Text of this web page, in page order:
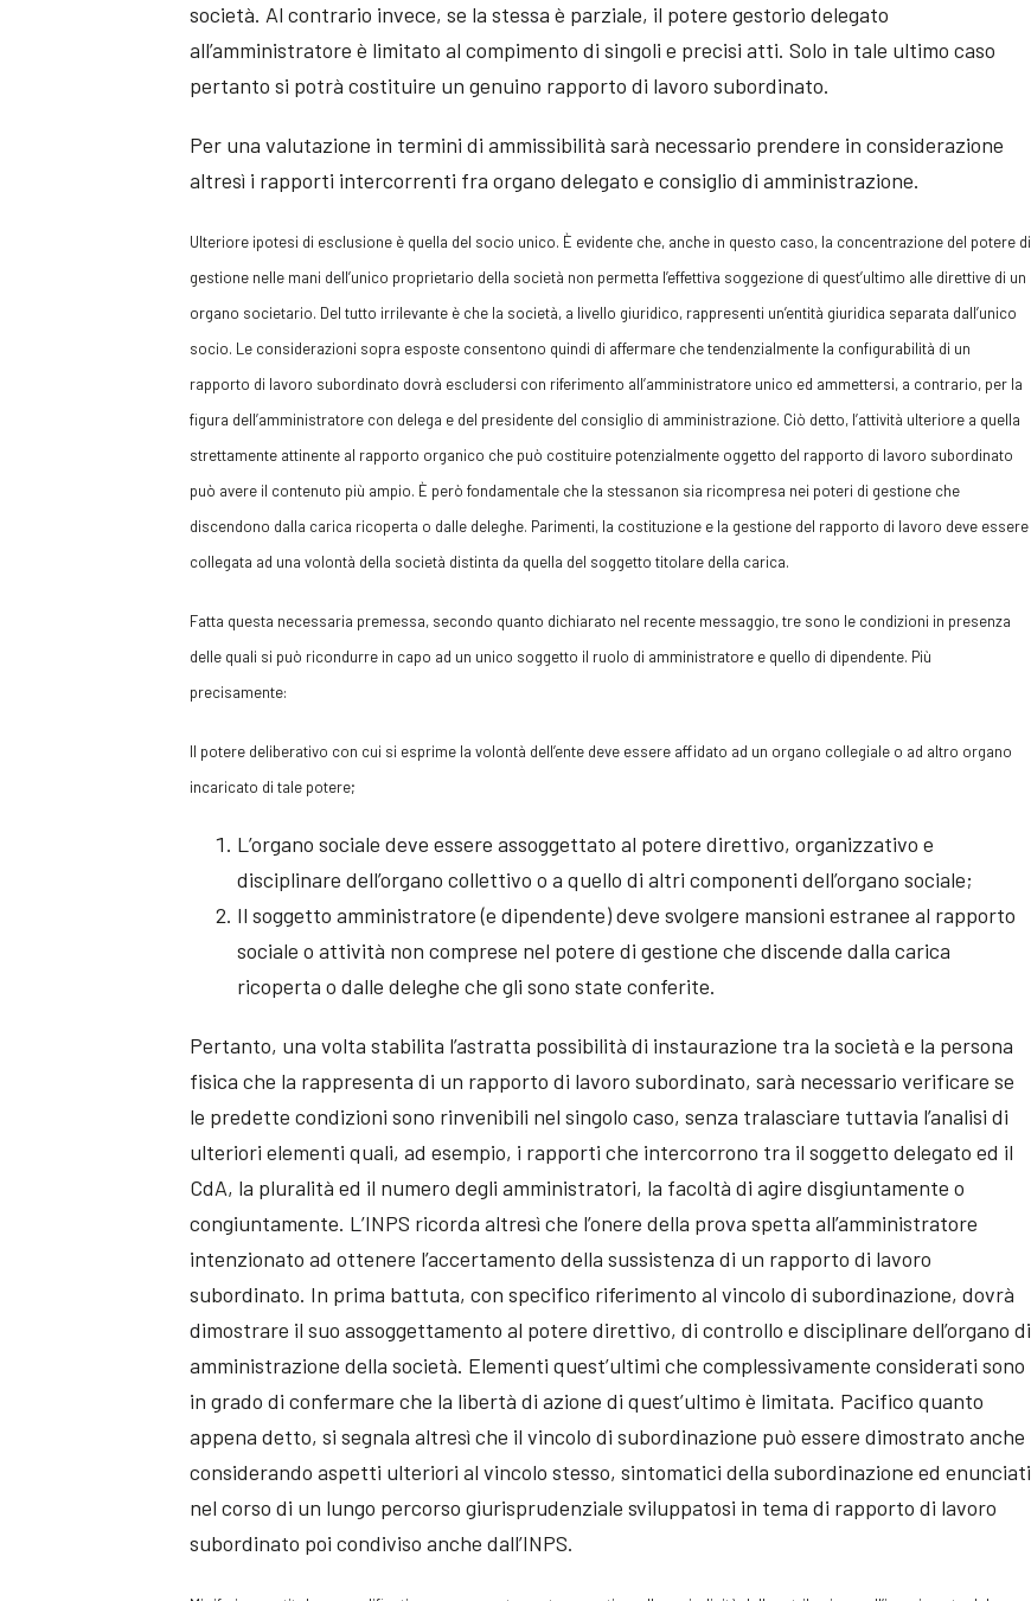
società. Al contrario invece, se la stessa è parziale, il potere gestorio delegato
all’amministratore è limitato al compimento di singoli e precisi atti. Solo in tale ultimo caso
pertanto si potrà costituire un genuino rapporto di lavoro subordinato.
Per una valutazione in termini di ammissibilità sarà necessario prendere in considerazione
altresì i rapporti intercorrenti fra organo delegato e consiglio di amministrazione.
Ulteriore ipotesi di esclusione è quella del socio unico. È evidente che, anche in questo caso, la concentrazione del potere di
gestione nelle mani dell’unico proprietario della società non permetta l’effettiva soggezione di quest’ultimo alle direttive di un
organo societario. Del tutto irrilevante è che la società, a livello giuridico, rappresenti un’entità giuridica separata dall’unico
socio. Le considerazioni sopra esposte consentono quindi di affermare che tendenzialmente la configurabilità di un
rapporto di lavoro subordinato dovrà escludersi con riferimento all’amministratore unico ed ammettersi, a contrario, per la
figura dell’amministratore con delega e del presidente del consiglio di amministrazione. Ciò detto, l’attività ulteriore a quella
strettamente attinente al rapporto organico che può costituire potenzialmente oggetto del rapporto di lavoro subordinato
può avere il contenuto più ampio. È però fondamentale che la stessanon sia ricompresa nei poteri di gestione che
discendono dalla carica ricoperta o dalle deleghe. Parimenti, la costituzione e la gestione del rapporto di lavoro deve essere
collegata ad una volontà della società distinta da quella del soggetto titolare della carica.
Fatta questa necessaria premessa, secondo quanto dichiarato nel recente messaggio, tre sono le condizioni in presenza
delle quali si può ricondurre in capo ad un unico soggetto il ruolo di amministratore e quello di dipendente. Più
precisamente:
Il potere deliberativo con cui si esprime la volontà dell’ente deve essere affidato ad un organo collegiale o ad altro organo
incaricato di tale potere;
L’organo sociale deve essere assoggettato al potere direttivo, organizzativo e
disciplinare dell’organo collettivo o a quello di altri componenti dell’organo sociale;
Il soggetto amministratore (e dipendente) deve svolgere mansioni estranee al rapporto
sociale o attività non comprese nel potere di gestione che discende dalla carica
ricoperta o dalle deleghe che gli sono state conferite.
Pertanto, una volta stabilita l’astratta possibilità di instaurazione tra la società e la persona
fisica che la rappresenta di un rapporto di lavoro subordinato, sarà necessario verificare se
le predette condizioni sono rinvenibili nel singolo caso, senza tralasciare tuttavia l’analisi di
ulteriori elementi quali, ad esempio, i rapporti che intercorrono tra il soggetto delegato ed il
CdA, la pluralità ed il numero degli amministratori, la facoltà di agire disgiuntamente o
congiuntamente. L’INPS ricorda altresì che l’onere della prova spetta all’amministratore
intenzionato ad ottenere l’accertamento della sussistenza di un rapporto di lavoro
subordinato. In prima battuta, con specifico riferimento al vincolo di subordinazione, dovrà
dimostrare il suo assoggettamento al potere direttivo, di controllo e disciplinare dell’organo di
amministrazione della società. Elementi quest’ultimi che complessivamente considerati sono
in grado di confermare che la libertà di azione di quest’ultimo è limitata. Pacifico quanto
appena detto, si segnala altresì che il vincolo di subordinazione può essere dimostrato anche
considerando aspetti ulteriori al vincolo stesso, sintomatici della subordinazione ed enunciati
nel corso di un lungo percorso giurisprudenziale sviluppatosi in tema di rapporto di lavoro
subordinato poi condiviso anche dall’INPS.